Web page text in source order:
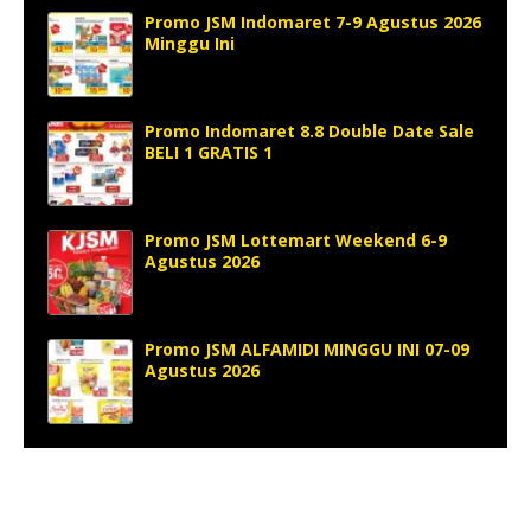
Promo JSM Indomaret 7-9 Agustus 2026
Minggu Ini
Promo Indomaret 8.8 Double Date Sale
BELI 1 GRATIS 1
Promo JSM Lottemart Weekend 6-9
Agustus 2026
Promo JSM ALFAMIDI MINGGU INI 07-09
Agustus 2026